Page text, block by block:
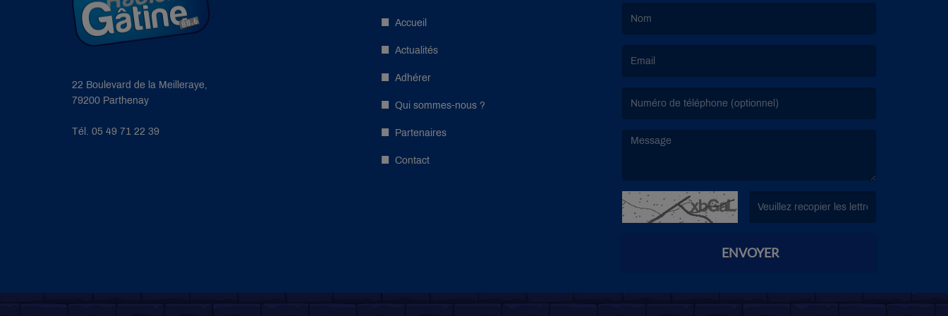
22 Boulevard de la Meilleraye,
79200 Parthenay
Tél. 05 49 71 22 39
Accueil
Actualités
Adhérer
Qui sommes-nous ?
Partenaires
Contact
ENVOYER